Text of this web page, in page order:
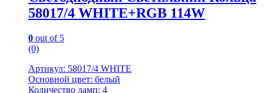
58017/4 WHITE+RGB 114W
0 out of 5
(0)
Артикул: 58017/4 WHITE
Основной цвет: белый
Количество ламп: 4